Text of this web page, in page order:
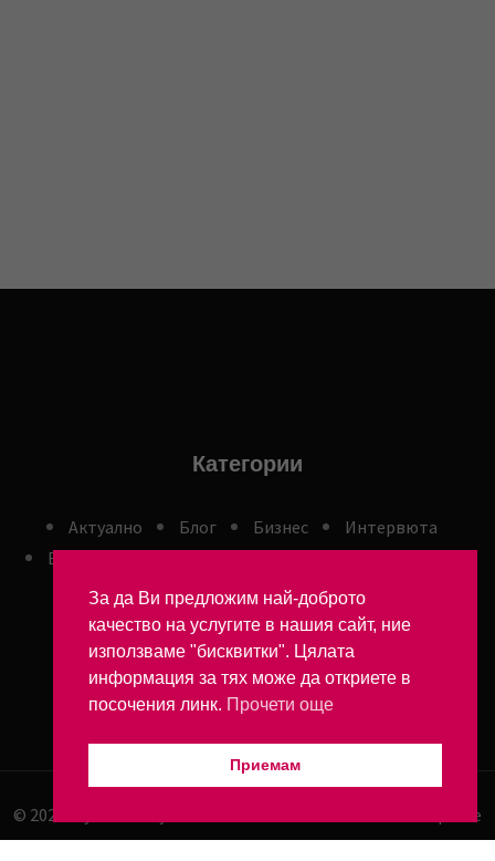
Категории
Aктуално Блог Бизнес
Интервюта
България
ОБЩИ УСЛОВИЯ
© 2025 myro.biz -
By Julia - Conectează-te cu inima Europei de
Est
За да Ви предложим най-доброто
качество на услугите в нашия сайт, ние
използваме "бисквитки". Цялата
информация за тях може да откриете в
посочения линк. Прочети още
Приемам